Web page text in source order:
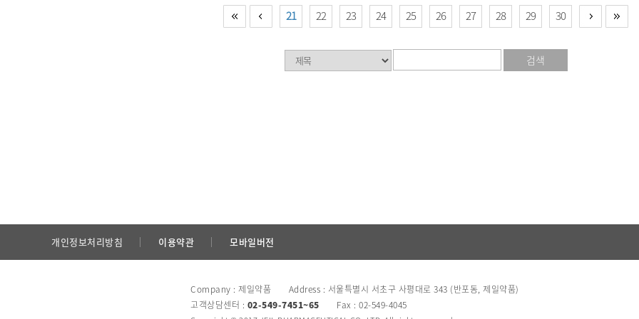
21 22 23 24 25 26 27 28 29 30
검색
개인정보처리방침 이용약관 모바일버전
Company : 제일약품 Address : 서울특별시 서초구 사평대로 343 (반포동, 제일약품)
고객상담센터 : 02-549-7451~65 Fax : 02-549-4045